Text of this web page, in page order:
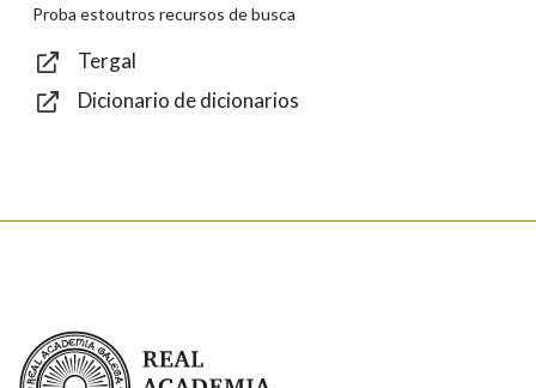
Texto de verificación
Proba estoutros recursos de busca
Tergal
Dicionario de dicionarios
Real Academia Galega